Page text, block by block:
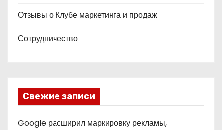
Отзывы о Клубе маркетинга и продаж
Сотрудничество
Свежие записи
Google расширил маркировку рекламы,